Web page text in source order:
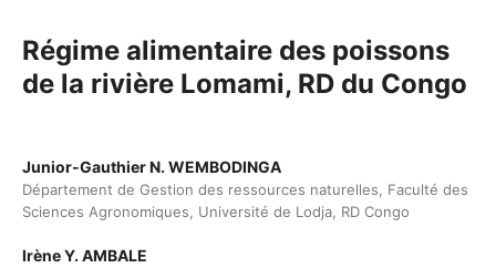
Régime alimentaire des poissons
de la rivière Lomami, RD du Congo
Junior-Gauthier N. WEMBODINGA
Département de Gestion des ressources naturelles, Faculté des
Sciences Agronomiques, Université de Lodja, RD Congo
Irène Y. AMBALE